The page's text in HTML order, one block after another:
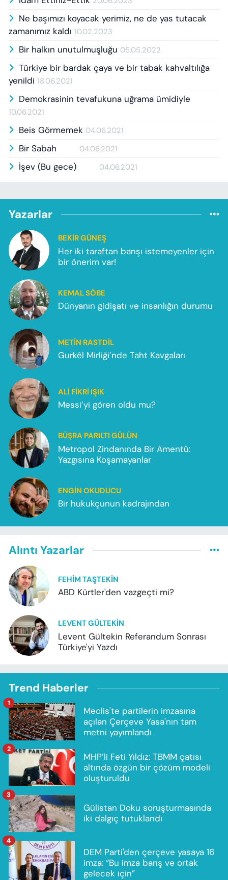
Ne başımızı koyacak yerimiz, ne de yas tutacak
zamanımız kaldı 10.02.2023
Bir halkın unutulmuşluğu 05.05.2022
Türkiye bir bardak çaya ve bir tabak kahvaltılığa
yenildi 18.06.2021
Demokrasinin tevafukuna uğrama ümidiyle
10.06.2021
Beis Görmemek 04.06.2021
Bir Sabah 04.06.2021
İşev (Bu gece) 04.06.2021
Yazarlar
BEKIR GÜNEŞ
Her iki taraftan barışı istemeyenler için
bir önerim var!
KEMAL SÖBE
Dünyanın gidişatı ve insanlığın durumu
METIN RASTDIL
Gurkêl Mirliği’nde Taht Kavgaları
ALI FIKRI IŞIK
Messi’yi gören oldu mu?
BÜŞRA PARILTI GÜLÜN
Metropol Zindanında Bir Amentü:
Yazgısına Koşamayanlar
ENGIN OKUDUCU
Bir hukukçunun kadrajından
Alıntı Yazarlar
FEHIM TAŞTEKIN
ABD Kürtler'den vazgeçti mi?
LEVENT GÜLTEKIN
Levent Gültekin Referandum Sonrası
Türkiye'yi Yazdı
Trend Haberler
Meclis'te partilerin imzasına
açılan Çerçeve Yasa'nın tam
metni yayımlandı
1
MHP’li Feti Yıldız: TBMM çatısı
altında özgün bir çözüm modeli
oluşturuldu
2
Gülistan Doku soruşturmasında
iki dalgıç tutuklandı
3
DEM Parti'den çerçeve yasaya 16
imza: “Bu imza barış ve ortak
gelecek için”
4